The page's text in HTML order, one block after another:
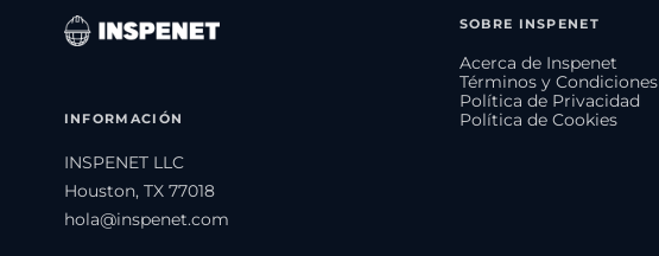
INFORMACIÓN
INSPENET LLC
Houston, TX 77018
hola@inspenet.com
SOBRE INSPENET
Acerca de Inspenet
Términos y Condiciones
Política de Privacidad
Política de Cookies